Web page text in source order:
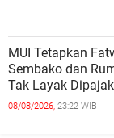
MUI Tetapkan
Sembako dan
Tak Layak
08/08/2026, 23:22 WIB